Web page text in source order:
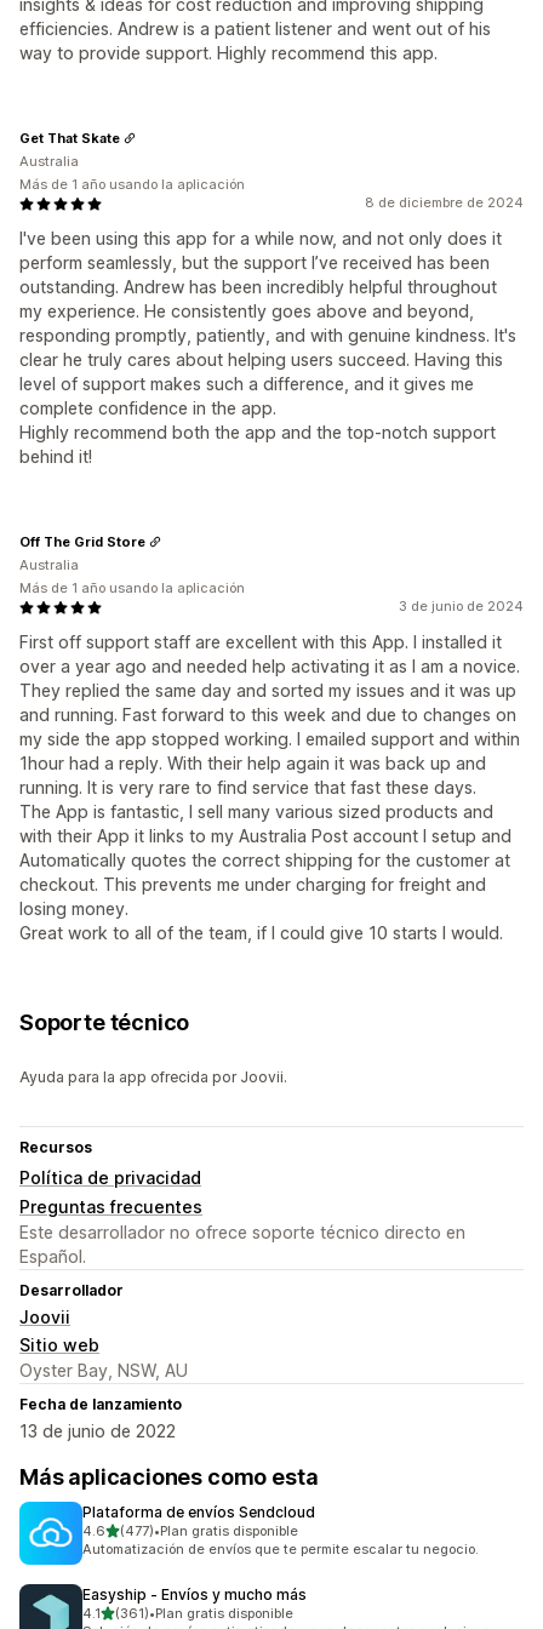
insights & ideas for cost reduction and improving shipping
efficiencies. Andrew is a patient listener and went out of his
way to provide support. Highly recommend this app.
8 de diciembre de 2024
I've been using this app for a while now, and not only does it
perform seamlessly, but the support I’ve received has been
outstanding. Andrew has been incredibly helpful throughout
my experience. He consistently goes above and beyond,
responding promptly, patiently, and with genuine kindness. It's
clear he truly cares about helping users succeed. Having this
level of support makes such a difference, and it gives me
complete confidence in the app.
Highly recommend both the app and the top-notch support
behind it!
Get That Skate
Australia
Más de 1 año usando la aplicación
3 de junio de 2024
First off support staff are excellent with this App. I installed it
over a year ago and needed help activating it as I am a novice.
They replied the same day and sorted my issues and it was up
and running. Fast forward to this week and due to changes on
my side the app stopped working. I emailed support and within
1hour had a reply. With their help again it was back up and
running. It is very rare to find service that fast these days.
The App is fantastic, I sell many various sized products and
with their App it links to my Australia Post account I setup and
Automatically quotes the correct shipping for the customer at
checkout. This prevents me under charging for freight and
losing money.
Great work to all of the team, if I could give 10 starts I would.
Off The Grid Store
Australia
Más de 1 año usando la aplicación
Soporte técnico
Ayuda para la app ofrecida por Joovii.
Recursos
Política de privacidad
Preguntas frecuentes
Este desarrollador no ofrece soporte técnico directo en
Español.
Desarrollador
Joovii
Sitio web
Oyster Bay, NSW, AU
Fecha de lanzamiento
13 de junio de 2022
Más aplicaciones como esta
Plataforma de envíos Sendcloud
4.6de 5 estrellas
(477)
477 reseñas en total
•Plan gratis disponible
Automatización de envíos que te permite escalar tu negocio.
Easyship ‑ Envíos y mucho más
4.1de 5 estrellas
(361)
361 reseñas en total
•Plan gratis disponible